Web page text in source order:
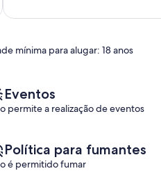
Porto
Porto
10,
avaliações)
mínima para alugar: 18 anos
Eventos
permite a realização de eventos
Política para fumantes
é permitido fumar